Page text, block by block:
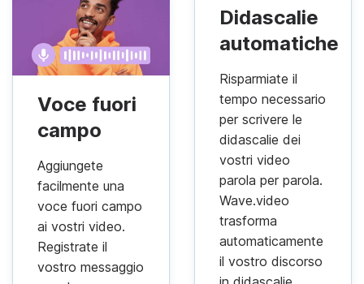
Voce fuori
campo
Aggiungete
facilmente una
voce fuori campo
ai vostri video.
Registrate il
vostro messaggio
Didascalie
automatiche
Risparmiate il
tempo necessario
per scrivere le
didascalie dei
vostri video
parola per parola.
Wave.video
trasforma
automaticamente
il vostro discorso